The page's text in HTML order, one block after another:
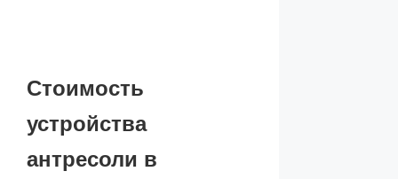
Стоимость
устройства
антресоли в